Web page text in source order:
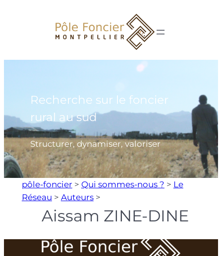
Recherche sur le foncier
rural au sud
Structurer, dynamiser, valoriser
pôle-foncier > Qui sommes-nous ? > Le
Réseau > Auteurs>
Aissam ZINE-DINE